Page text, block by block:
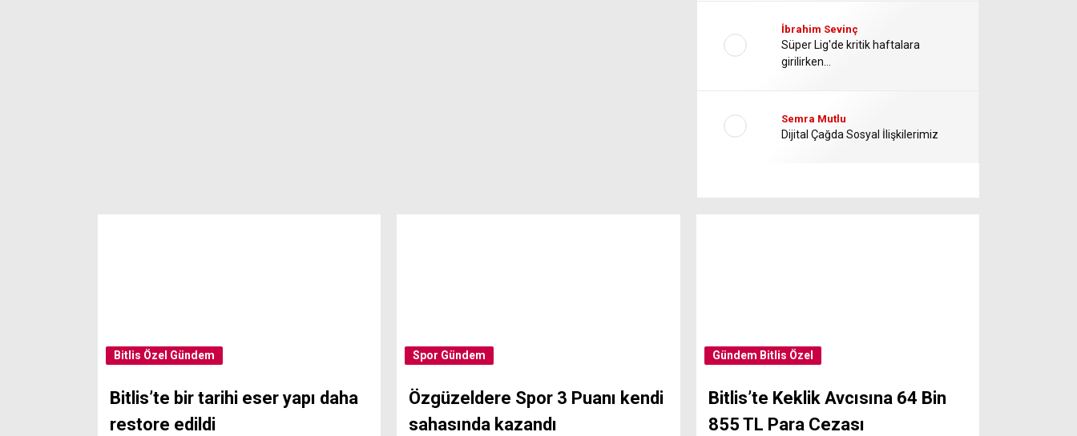
İbrahim Sevinç
Süper Lig'de kritik haftalara
girilirken...
Semra Mutlu
Dijital Çağda Sosyal İlişkilerimiz
Bitlis Özel Gündem
Bitlis’te bir tarihi eser yapı daha
restore edildi
Spor Gündem
Özgüzeldere Spor 3 Puanı kendi
sahasında kazandı
Gündem Bitlis Özel
Bitlis’te Keklik Avcısına 64 Bin
855 TL Para Cezası